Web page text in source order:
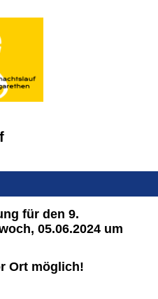
für den 9.
05.06.2024 um
Ort möglich!